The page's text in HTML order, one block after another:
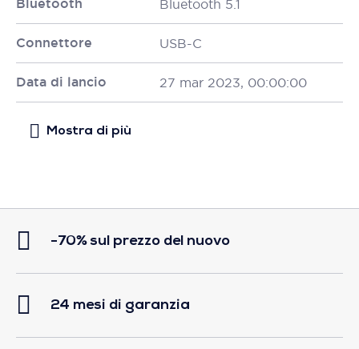
Bluetooth Bluetooth 5.1
Connettore USB-C
Data di lancio 27 mar 2023, 00:00:00
-70% sul prezzo del nuovo
24 mesi di garanzia